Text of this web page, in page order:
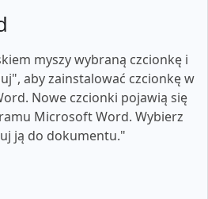
myszy wybraną czcionkę i
aby zainstalować czcionkę w
Nowe czcionki pojawią się
Microsoft Word. Wybierz
ją do dokumentu."